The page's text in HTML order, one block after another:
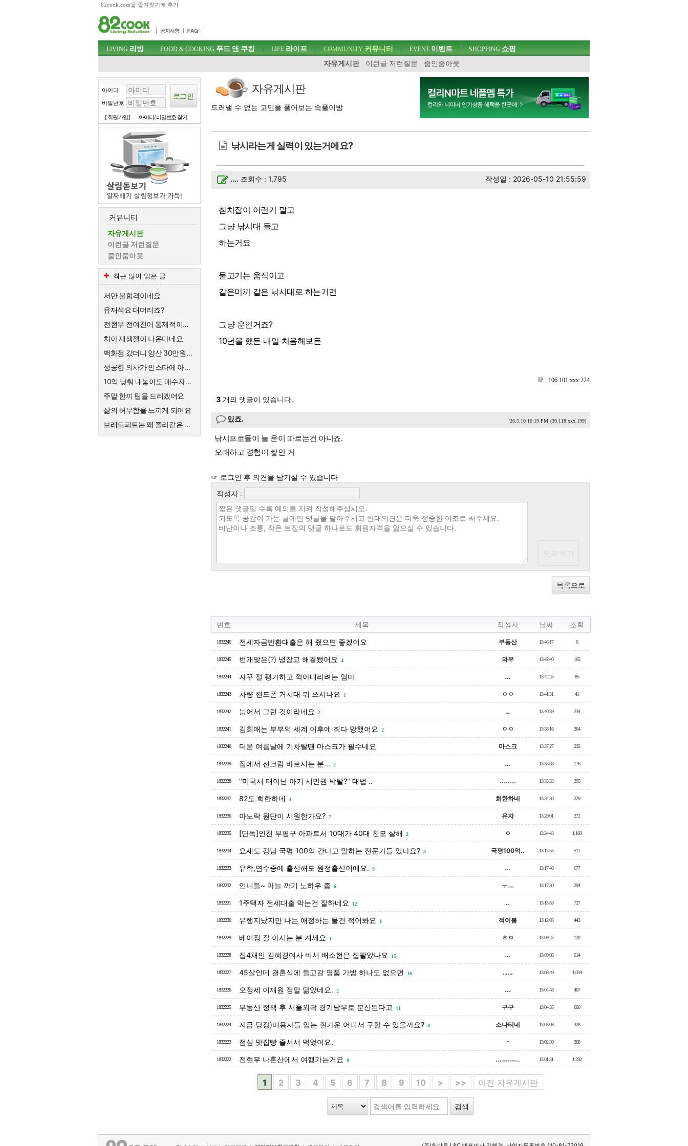
82cook.com을 즐겨찾기에 추가
주메뉴 바로가기
컨텐츠 바로가기
검색 바로가기
로그인 바로가기
주메뉴
LIVING 리빙 FOOD & COOKING 푸드 앤 쿠킹 LIFE 라이프 COMMUNITY 커뮤니티
자유게시판
이런글 저런질문 줌인줌아웃
EVENT이벤트 SHOPPING 쇼핑
아이디
비밀번호
[ 회원가입 ] 아이디/ 비밀번호 찾기
커뮤니티
자유게시판
이런글 저런질문
줌인줌아웃
최근 많이 읽은 글
저만 불합격이네요
유재석요 대머리죠?
전현무 전여친이 통제적이었다는데
치아 재생젤이 나온다네요
백화점 갔더니 양산 30만원하네요
성공한 의사가 인스타에 아내 인증을 했는데 ㄷㄷ
10억 낮춰 내놓아도 매수자가 없는 것 보면
주말 한끼 팁을 드리겠어요
삶의 허무함을 느끼게 되어요
브래드피트는 왜 졸리같은 여자랑 결혼하게된건가요
자유게시판
드러낼 수 없는 고민을 풀어보는 속풀이방
낚시라는게 실력이 있는거에요?
.... 조회수 : 1,795 작성일 : 2026-05-10 21:55:59
참치잡이 이런거 말고
그냥 낚시대 들고
하는거요
물고기는 움직이고
같은미끼 같은 낚시대로 하는거면
그냥 운인거죠?
10년을 했든 내일 처음해보든
IP : 106.101.xxx.224
3 개의 댓글이 있습니다.
있죠. '26.5.10 10:19 PM (39.118.xxx.199)
낚시프로들이 늘 운이 따르는건 아니죠.
오래하고 경험이 쌓인 거
☞ 로그인 후 의견을 남기실 수 있습니다
작성자 :
목록으로
번호 제목 작성자 날짜 조회
1832246 전세자금반환대출은 해 줬으면 좋겠어요 부동산 13:46:17 6
1832245 번개맞은(?) 냉장고 해결됐어요 4 와우 13:42:40 165
1832244 자꾸 절 평가하고 깍아내리려는 엄마 ... 13:42:25 85
1832243 차량 핸드폰 거치대 뭐 쓰시나요 1 ㅇㅇ 13:41:31 41
1832242 늙어서 그런 것이라네요 2 … 13:40:59 234
1832241 김희애는 부부의 세계 이후에 죄다 망했어요 2 ㅇㅇ 13:38:16 364
1832240 더운 여름날에 기차탈땐 마스크가 필수네요 마스크 13:37:27 235
1832239 집에서 선크림 바르시는 분... 2 ... 13:35:33 176
1832238 "미국서 태어난 아기 시민권 박탈?" 대법 .. ........ 13:35:33 295
1832237 82도 희한하네 3 희한하네 13:34:50 229
1832236 아노락 원단이 시원한가요? 7 유자 13:29:01 272
1832235 [단독]인천 부평구 아파트서 10대가 40대 친모 살해 2 ㅇ 13:24:43 1,160
1832234 요새도 강남 국평 100억 간다고 말하는 전문가들 있나요? 8 국평100억.. 13:17:55 517
1832233 유학,연수중에 출산해도 원정출산이에요. 9 ... 13:17:46 677
1832232 언니들~ 마늘 까기 노하우 좀 6 ㅜㅡ 13:17:30 294
1832231 1주택자 전세대출 막는건 잘하네요 12 .. 13:13:53 727
1832230 유행지났지만 나는 애정하는 물건 적어봐요 1 적어봄 13:12:03 443
1832229 베이징 잘 아시는 분 계세요 1 ㅎㅇ 13:09:25 120
1832228 집4채인 김혜경여사 비서 배소현은 집팔았나요 15 ... 13:09:08 614
1832227 45살인데 결혼식에 들고갈 명품 가방 하나도 없으면 16 …… 13:08:49 1,034
1832226 오정세 이재원 정말 닮았네요. 2 ... 13:04:48 407
1832225 부동산 정책 후 서울외곽 경기남부로 분산된다고 11 구구 13:04:35 600
1832224 지금 당장)미용사들 입는 흰가운 어디서 구할 수 있을까요? 8 소나티네 13:03:08 328
1832223 점심 맛집빵 줄서서 먹었어요. ᆢ 13:02:30 368
1832222 전현무 나혼산에서 여행가는거요 8 ...ㅡ.ㅡ.. 13:01:31 1,292
1 2 3 4 5 6 7 8 9 10 > >> 이전 자유게시판